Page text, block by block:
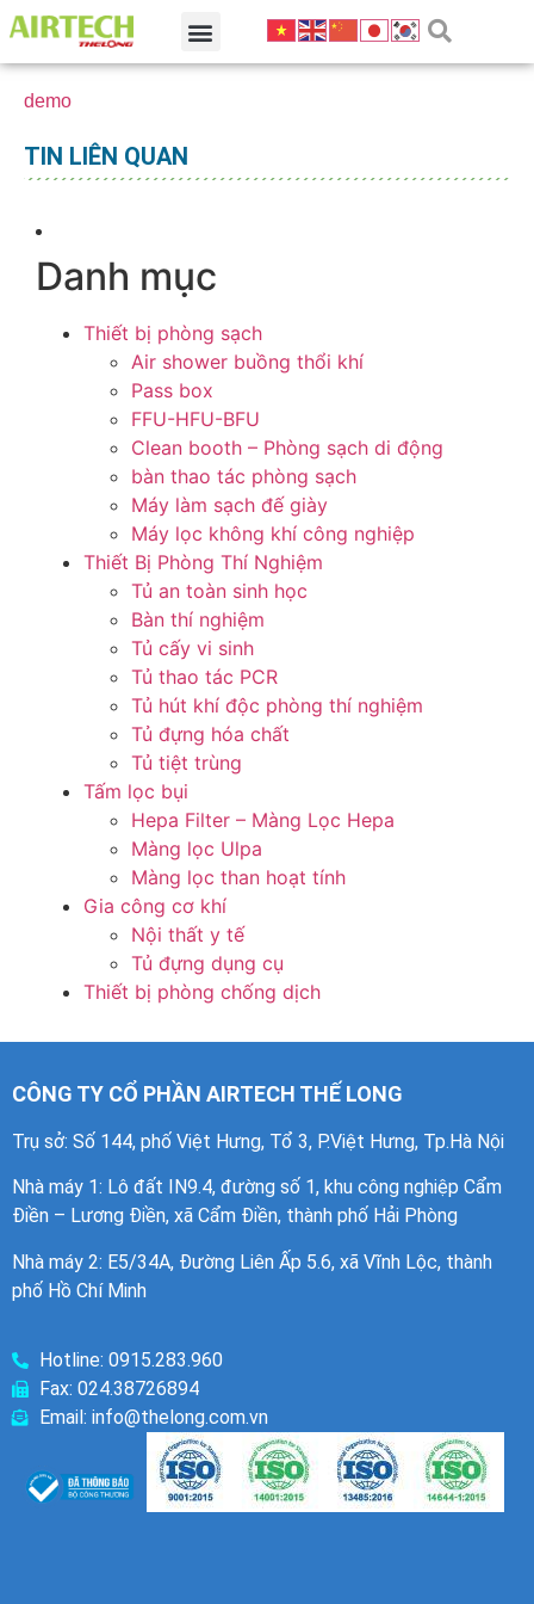
demo
TIN LIÊN QUAN
Danh mục
Thiết bị phòng sạch
Air shower buồng thổi khí
Pass box
FFU-HFU-BFU
Clean booth – Phòng sạch di động
bàn thao tác phòng sạch
Máy làm sạch đế giày
Máy lọc không khí công nghiệp
Thiết Bị Phòng Thí Nghiệm
Tủ an toàn sinh học
Bàn thí nghiệm
Tủ cấy vi sinh
Tủ thao tác PCR
Tủ hút khí độc phòng thí nghiệm
Tủ đựng hóa chất
Tủ tiệt trùng
Tấm lọc bụi
Hepa Filter – Màng Lọc Hepa
Màng lọc Ulpa
Màng lọc than hoạt tính
Gia công cơ khí
Nội thất y tế
Tủ đựng dụng cụ
Thiết bị phòng chống dịch
CÔNG TY CỔ PHẦN AIRTECH THẾ LONG
Trụ sở: Số 144, phố Việt Hưng, Tổ 3, P.Việt Hưng, Tp.Hà Nội
Nhà máy 1: Lô đất IN9.4, đường số 1, khu công nghiệp Cẩm
Điền – Lương Điền, xã Cẩm Điền, thành phố Hải Phòng
Nhà máy 2: E5/34A, Đường Liên Ấp 5.6, xã Vĩnh Lộc, thành
phố Hồ Chí Minh
Hotline: 0915.283.960
Fax: 024.38726894
Email: info@thelong.com.vn